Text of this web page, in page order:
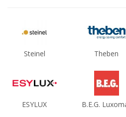
Steinel Theben
ESYLUX B.E.G.